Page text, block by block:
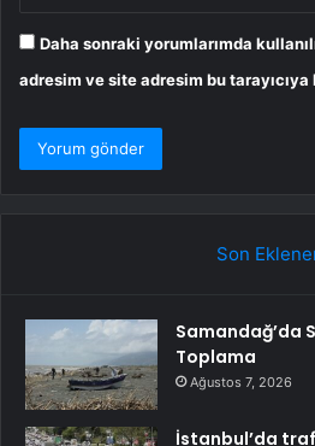
Daha sonraki yorumlarımda
adresim ve site adresim bu
Son
Samandağ’da
Toplama
Ağustos 7, 2026
İstanbul’da